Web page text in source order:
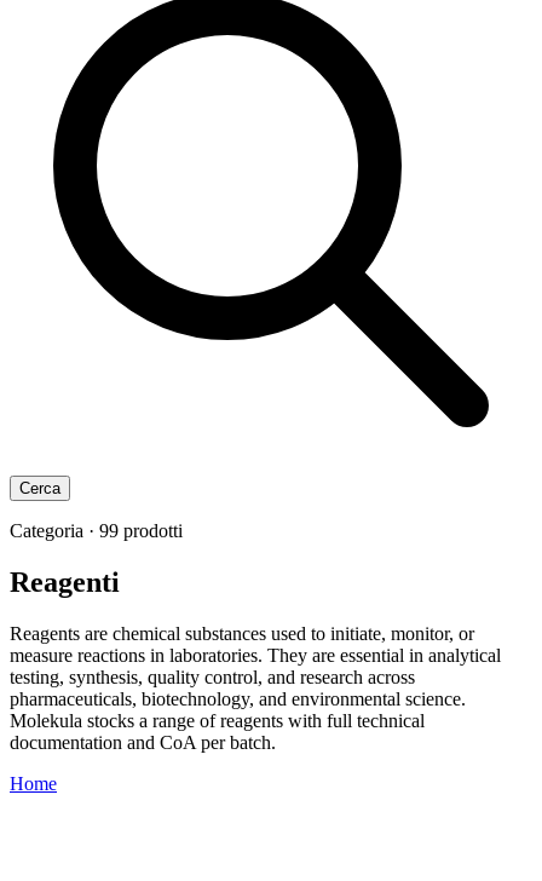
Cerca
Categoria · 99 prodotti
Reagenti
Reagents are chemical substances used to initiate, monitor, or
measure reactions in laboratories. They are essential in analytical
testing, synthesis, quality control, and research across
pharmaceuticals, biotechnology, and environmental science.
Molekula stocks a range of reagents with full technical
documentation and CoA per batch.
Home